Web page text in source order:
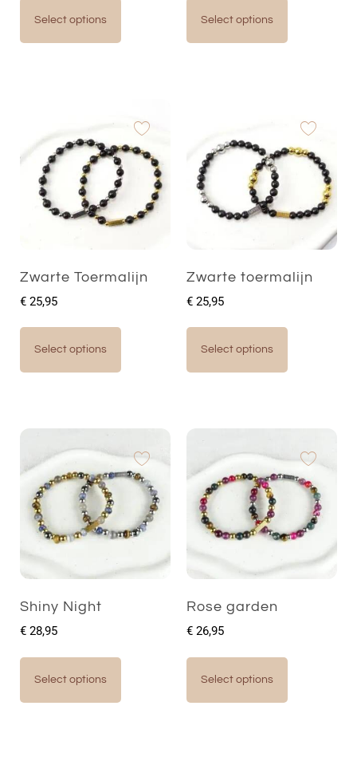
Select options Select options
Zwarte Toermalijn
€ 25,95
Select options
Zwarte toermalijn
€ 25,95
Select options
Shiny Night
€ 28,95
Select options
Rose garden
€ 26,95
Select options